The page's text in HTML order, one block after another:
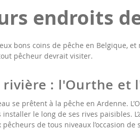
endroits
bons coins de pêche en Belgique,
pêcheur devrait visiter.
rivière : l'Ourthe et
se prêtent à la pêche en Ardenne.
le long de ses rives paisibles.
de tous niveaux l’occasion